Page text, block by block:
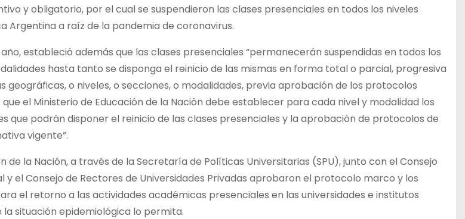
y obligatorio, por el cual se suspendieron las clases presenciales en todos los niveles
Argentina a raíz de la pandemia de coronavirus.
estableció además que las clases presenciales “permanecerán suspendidas en todos los
hasta tanto se disponga el reinicio de las mismas en forma total o parcial, progresiva
geográficas, o niveles, o secciones, o modalidades, previa aprobación de los protocolos
el Ministerio de Educación de la Nación debe establecer para cada nivel y modalidad los
que podrán disponer el reinicio de las clases presenciales y la aprobación de protocolos de
vigente”.
de la Nación, a través de la Secretaría de Políticas Universitarias (SPU), junto con el Consejo
y el Consejo de Rectores de Universidades Privadas aprobaron el protocolo marco y los
el retorno a las actividades académicas presenciales en las universidades e institutos
la situación epidemiológica lo permita.